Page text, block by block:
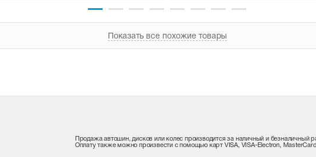
Показать все похожие товары
Продажа автошин, дисков или колес производится за наличный и безналичный
Оплату также можно произвести с помощью карт VISA, VISA-Electron,